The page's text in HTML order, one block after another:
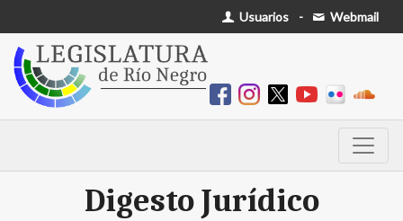
Usuarios - Webmail
Digesto Jurídico